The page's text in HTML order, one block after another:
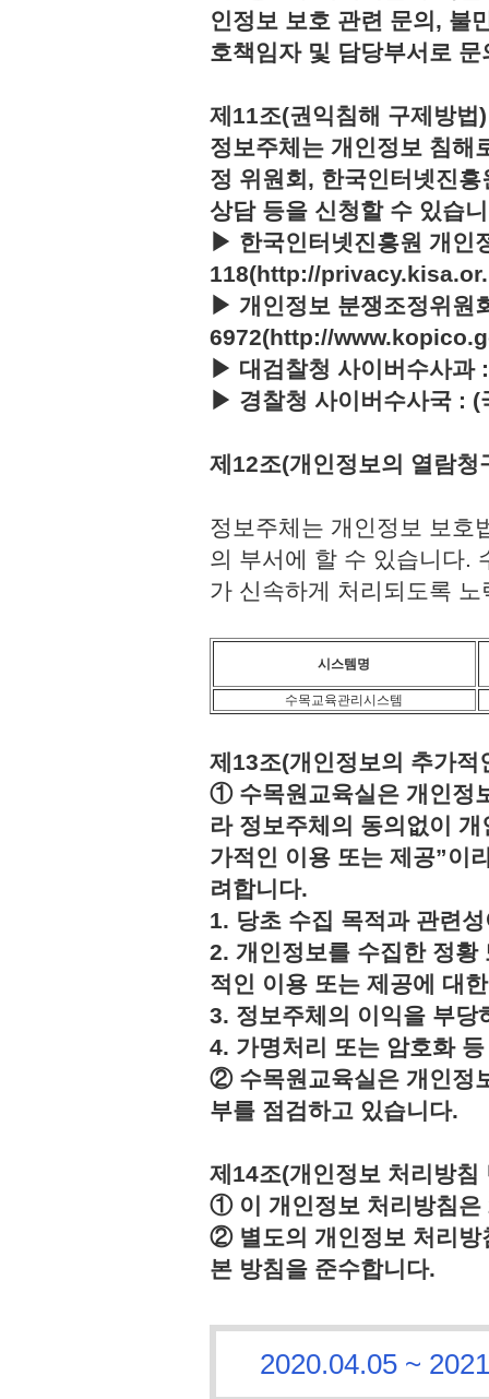
인정보 보호 관련 문의, 불
호책임자 및 담당부서로
제11조(권익침해 구제방법)
정보주체는 개인정보 침해
정 위원회, 한국인터넷진
상담 등을 신청할 수 있습
▶ 한국인터넷진흥원 개인
118(http://
▶ 개인정보 분쟁조정위원
6972(http://
▶ 대검찰청 사이버수사
▶ 경찰청 사이버수사국 :
제12조(개인정보의 열람청
정보주체는 개인정보 보호
의 부서에 할 수 있습니다.
가 신속하게 처리되도록
시스템명
수목교육관리시스템
제13조(개인정보의 추가적
① 수목원교육실은 개인정
라 정보주체의 동의없이
가적인 이용 또는 제공”이
려합니다.
1. 당초 수집 목적과 관련
2. 개인정보를 수집한 정황
적인 이용 또는 제공에 대
3. 정보주체의 이익을 부당
4. 가명처리 또는 암호화
② 수목원교육실은 개인정
부를 점검하고 있습니다.
제14조(개인정보 처리방침
① 이 개인정보 처리방침은
② 별도의 개인정보 처리방
본 방침을 준수합니다.
2020.04.05 ~